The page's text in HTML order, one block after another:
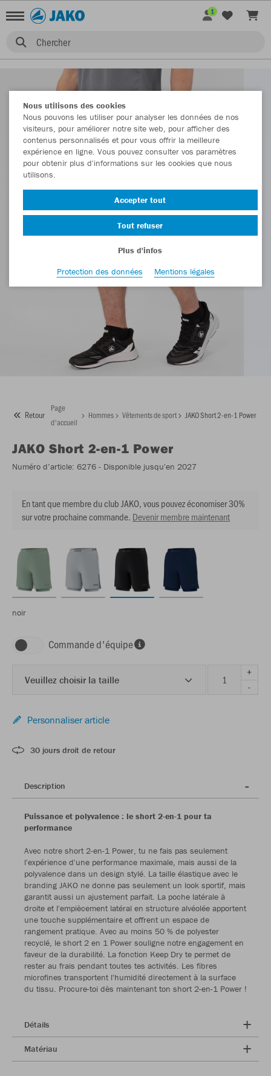
Chercher
1
Retour
Page
d'accueil
Hommes Vêtements de sport JAKO Short 2-en-1 Power
JAKO Short 2-en-1 Power
Numéro d’article: 6276 - Disponible jusqu'en 2027
En tant que membre du club JAKO, vous pouvez économiser 30%
sur votre prochaine commande. Devenir membre maintenant
noir
Commande d'équipe
Veuillez choisir la taille
+
-
Personnaliser article
30 jours droit de retour
Description
Puissance et polyvalence : le short 2-en-1 pour ta
performance
Avec notre short 2-en-1 Power, tu ne fais pas seulement
l'expérience d'une performance maximale, mais aussi de la
polyvalence dans un design stylé. La taille élastique avec le
branding JAKO ne donne pas seulement un look sportif, mais
garantit aussi un ajustement parfait. La poche latérale à
droite et l'empiècement latéral en structure alvéolée apportent
une touche supplémentaire et offrent un espace de
rangement pratique. Avec au moins 50 % de polyester
recyclé, le short 2 en 1 Power souligne notre engagement en
faveur de la durabilité. La fonction Keep Dry te permet de
rester au frais pendant toutes tes activités. Les fibres
microfines transportent l'humidité directement à la surface
du tissu. Procure-toi dès maintenant ton short 2-en-1 Power !
Détails
Matériau
Nous utilisons des cookies
Nous pouvons les utiliser pour analyser les données de nos
visiteurs, pour améliorer notre site web, pour afficher des
contenus personnalisés et pour vous offrir la meilleure
expérience en ligne. Vous pouvez consulter vos paramètres
pour obtenir plus d'informations sur les cookies que nous
utilisons.
Accepter tout
Tout refuser
Plus d'infos
Protection des données
Mentions légales